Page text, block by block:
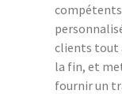
compétents
clients tout
la fin, et
fournir un